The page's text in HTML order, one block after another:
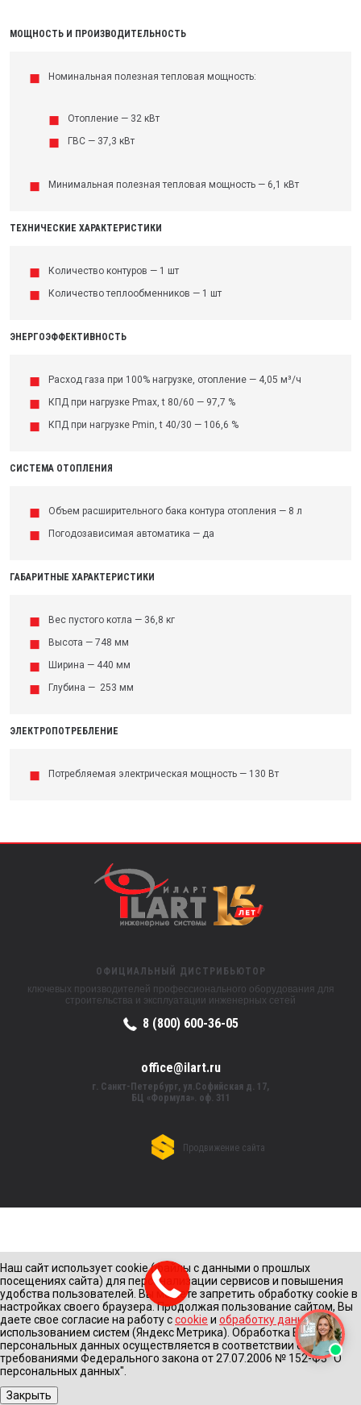
МОЩНОСТЬ И ПРОИЗВОДИТЕЛЬНОСТЬ
Номинальная полезная тепловая мощность:
Отопление — 32 кВт
ГВС — 37,3 кВт
Минимальная полезная тепловая мощность — 6,1 кВт
ТЕХНИЧЕСКИЕ ХАРАКТЕРИСТИКИ
Количество контуров — 1 шт
Количество теплообменников — 1 шт
ЭНЕРГОЭФФЕКТИВНОСТЬ
Расход газа при 100% нагрузке, отопление — 4,05 м³/ч
КПД при нагрузке Pmax, t 80/60 — 97,7 %
КПД при нагрузке Pmin, t 40/30 — 106,6 %
СИСТЕМА ОТОПЛЕНИЯ
Объем расширительного бака контура отопления — 8 л
Погодозависимая автоматика — да
ГАБАРИТНЫЕ ХАРАКТЕРИСТИКИ
Вес пустого котла — 36,8 кг
Высота — 748 мм
Ширина — 440 мм
Глубина — 253 мм
ЭЛЕКТРОПОТРЕБЛЕНИЕ
Потребляемая электрическая мощность — 130 Вт
ОФИЦИАЛЬНЫЙ ДИСТРИБЬЮТОР
ключевых производителей профессионального оборудования для
строительства и эксплуатации инженерных сетей
8 (800) 600-36-05
office@ilart.ru
г. Санкт-Петербург, ул.Софийская д. 17,
БЦ «Формула». оф. 311
Продвижение сайта
Наш сайт использует cookie (файлы с данными о прошлых
посещениях сайта) для персонализации сервисов и повышения
удобства пользователей. Вы можете запретить обработку cookie в
настройках своего браузера. Продолжая пользование сайтом, Вы
даете свое согласие на работу сcookie и обработку данныхс
использованием систем (Яндекс Метрика). Обработка Ваших
персональных данных осуществляется в соответствии с
требованиями Федерального закона от 27.07.2006 № 152-Ф3 "О
персональных данных".
Закрыть